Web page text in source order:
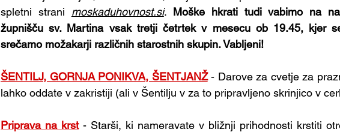
spletni strani moskaduhovnost.si. Moške hkrati tudi vabimo na
župnišču sv. Martina vsak tretji četrtek v mesecu ob 19.45, kjer
srečamo možakarji različnih starostnih skupin. Vabljeni!
ŠENTILJ, GORNJA PONIKVA, ŠENTJANŽ - Darove za cvetje za
lahko oddate v zakristiji (ali v Šentilju v za to pripravljeno skrinjico v
Priprava na krst - Starši, ki nameravate v bližnji prihodnosti krstiti